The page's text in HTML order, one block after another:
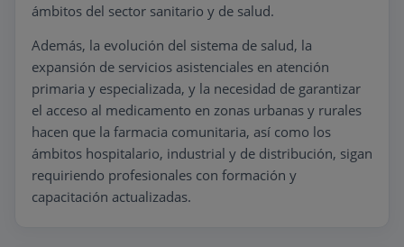
ámbitos del sector sanitario y de salud.
Además, la evolución del sistema de salud, la
expansión de servicios asistenciales en atención
primaria y especializada, y la necesidad de garantizar
el acceso al medicamento en zonas urbanas y rurales
hacen que la farmacia comunitaria, así como los
ámbitos hospitalario, industrial y de distribución, sigan
requiriendo profesionales con formación y
capacitación actualizadas.